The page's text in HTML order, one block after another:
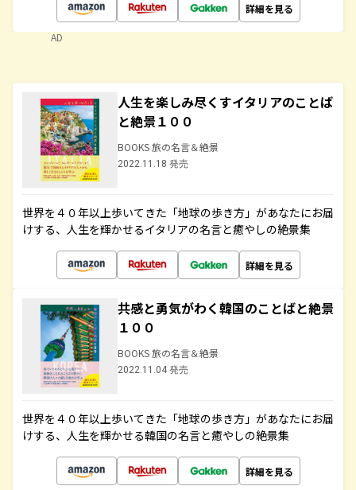
詳細を見る
AD
人生を楽しみ尽くすイタリアのことば
と絶景１００
BOOKS 旅の名言＆絶景
2022.11.18 発売
世界を４０年以上歩いてきた「地球の歩き方」があなたにお届
けする、人生を輝かせるイタリアの名言と癒やしの絶景集
詳細を見る
共感と勇気がわく韓国のことばと絶景
１００
BOOKS 旅の名言＆絶景
2022.11.04 発売
世界を４０年以上歩いてきた「地球の歩き方」があなたにお届
けする、人生を輝かせる韓国の名言と癒やしの絶景集
詳細を見る